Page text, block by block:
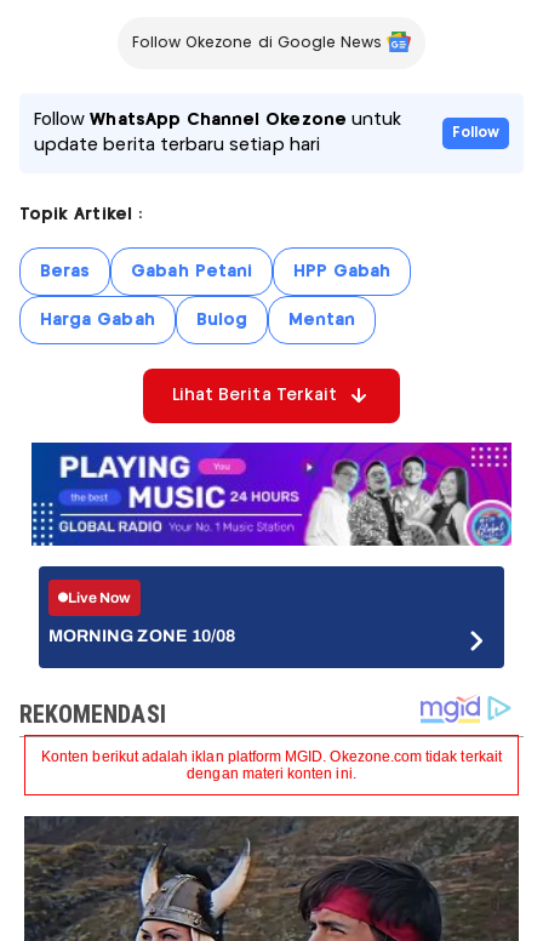
Follow Okezone di Google News
FollowWhatsApp Channel Okezone untuk
update berita terbaru setiap hari
Follow
Topik Artikel :
Beras Gabah Petani HPP Gabah
Harga Gabah Bulog Mentan
Lihat Berita Terkait
Live Now
MORNING ZONE 10/08